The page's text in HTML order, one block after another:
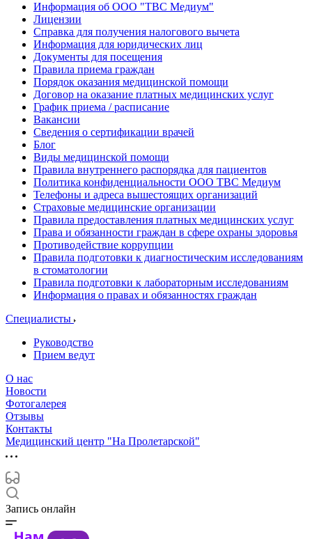
Информация об ООО "ТВС Медиум"
Лицензии
Справка для получения налогового вычета
Информация для юридических лиц
Документы для посещения
Правила приема граждан
Порядок оказания медицинской помощи
Договор на оказание платных медицинских услуг
График приема / расписание
Вакансии
Сведения о сертификации врачей
Блог
Виды медицинской помощи
Правила внутреннего распорядка для пациентов
Политика конфиденциальности ООО ТВС Медиум
Телефоны и адреса вышестоящих организаций
Страховые медицинские организации
Правила предоставления платных медицинских услуг
Права и обязанности граждан в сфере охраны здоровья
Противодействие коррупции
Правила подготовки к диагностическим исследованиям
в стоматологии
Правила подготовки к лабораторным исследованиям
Информация о правах и обязанностях граждан
Специалисты
Руководство
Прием ведут
О нас
Новости
Фотогалерея
Отзывы
Контакты
Медицинский центр "На Пролетарской"
Запись онлайн